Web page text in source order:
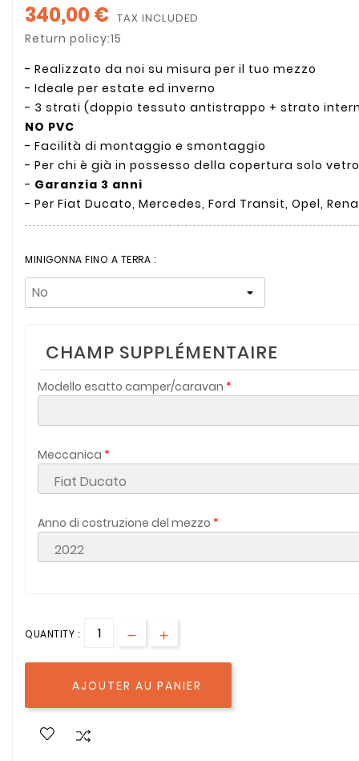
340,00 € TAX INCLUDED
Return policy:15
- Realizzato da noi su misura per il tuo mezzo
- Ideale per estate ed inverno
- 3 strati (doppio tessuto antistrappo + strato
NO PVC
- Facilità di montaggio e smontaggio
- Per chi è già in possesso della copertura solo
- Garanzia 3 anni
- Per Fiat Ducato, Mercedes, Ford Transit, Opel,
MINIGONNA FINO A TERRA :
CHAMP SUPPLÉMENTAIRE
Modello esatto camper/caravan
Meccanica
Anno di costruzione del mezzo
QUANTITY :
AJOUTER AU PANIER